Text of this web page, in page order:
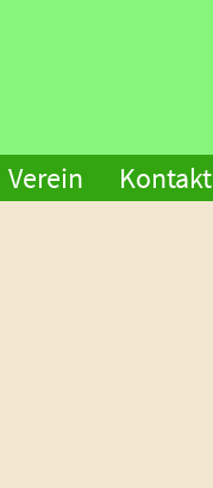
Verein Kontakt